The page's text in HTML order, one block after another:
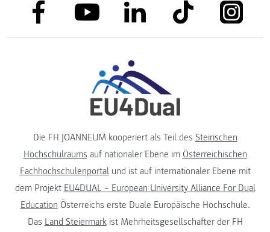
link to facebooklink to youtubelink to linkedinlink to tiktok link to
Die FH JOANNEUM kooperiert als Teil des Steirischen
Hochschulraums auf nationaler Ebene im Österreichischen
Fachhochschulenportalund ist auf internationaler Ebene mit
dem Projekt EU4DUAL – European University Alliance For Dual
Education Österreichs erste Duale Europäische Hochschule.
Das Land Steiermarkist Mehrheitsgesellschafter der FH